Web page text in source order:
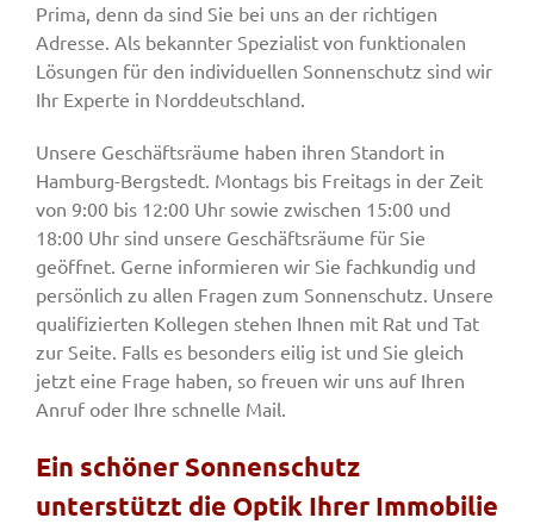
Tore
Smart Home
Team
Jobs
Kontakt
Prima, denn da sind Sie bei uns an der richtigen
Adresse. Als bekannter Spezialist von funktionalen
Lösungen für den individuellen Sonnenschutz sind wir
Ihr Experte in Norddeutschland.
Unsere Geschäftsräume haben ihren Standort in
Hamburg-Bergstedt. Montags bis Freitags in der Zeit
von 9:00 bis 12:00 Uhr sowie zwischen 15:00 und
18:00 Uhr sind unsere Geschäftsräume für Sie
geöffnet. Gerne informieren wir Sie fachkundig und
persönlich zu allen Fragen zum Sonnenschutz. Unsere
qualifizierten Kollegen stehen Ihnen mit Rat und Tat
zur Seite. Falls es besonders eilig ist und Sie gleich
jetzt eine Frage haben, so freuen wir uns auf Ihren
Anruf oder Ihre schnelle Mail.
Ein schöner Sonnenschutz
unterstützt die Optik Ihrer Immobilie